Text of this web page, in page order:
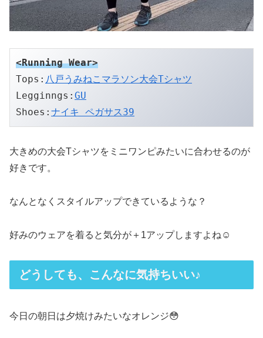
<Running Wear>
Tops: 八戸うみねこマラソン大会Tシャツ
Legginngs: GU
Shoes: ナイキ ペガサス39
大きめの大会Tシャツをミニワンピみたいに合わせるのが
好きです。
なんとなくスタイルアップできているような？
好みのウェアを着ると気分が＋1アップしますよね☺️
どうしても、こんなに気持ちいい♪
今日の朝日は夕焼けみたいなオレンジ😳